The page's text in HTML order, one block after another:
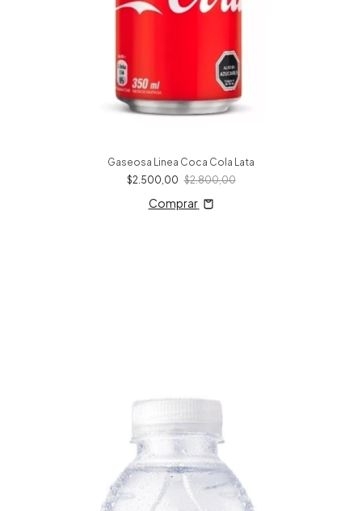
Gaseosa Linea Coca Cola Lata
$2.500,00 $2.800,00
Comprar